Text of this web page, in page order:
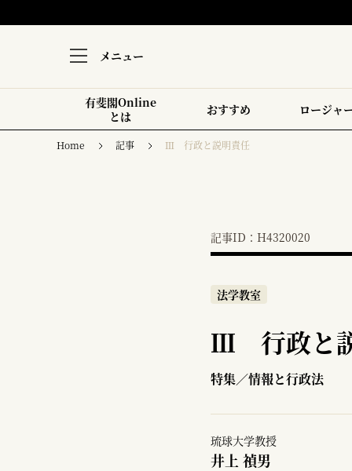
メニュー
有斐閣Online
とは
おすすめ ロージャ
Home 記事 Ⅲ 行政と説明責任
記事ID：H4320020
法学教室
Ⅲ 行政と
特集／情報と行政法
琉球大学教授
井上 禎男